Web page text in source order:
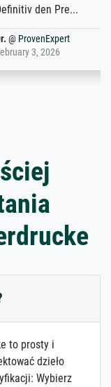
to prosty i
dzieło
Wybierz